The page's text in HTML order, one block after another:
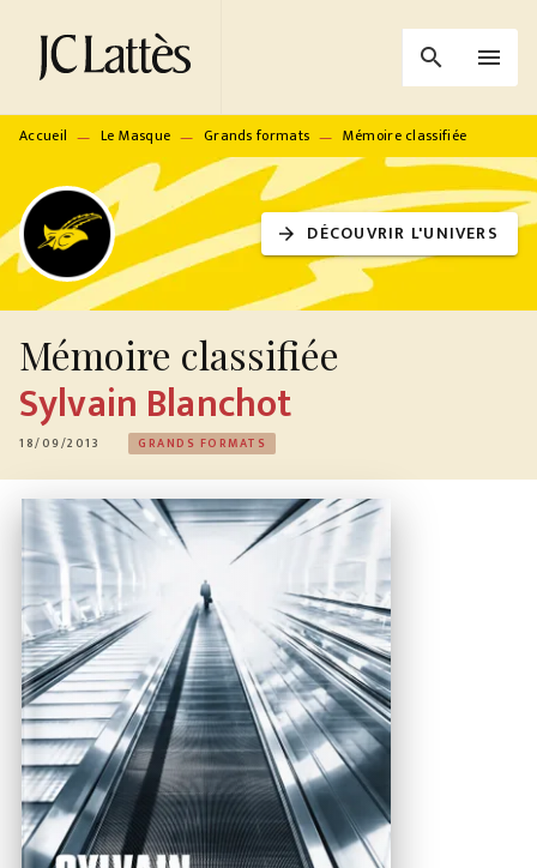
MENU RECHERCHE
PIED DE PAGE
search menu
Accueil — Le Masque — Grands formats — Mémoire classifiée
arrow_forward DÉCOUVRIR L'UNIVERS
Mémoire classifiée
Sylvain Blanchot
18/09/2013 GRANDS FORMATS